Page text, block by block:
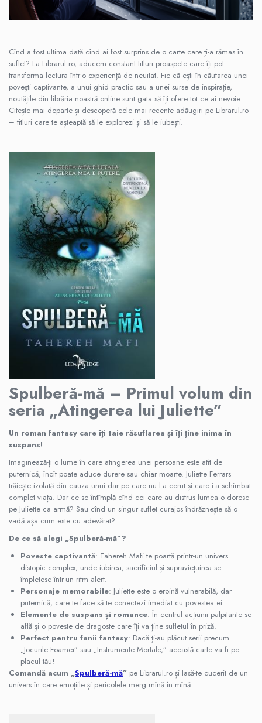
Resurse umane
Carte scolara
Atlase, dictionare si enciclopedii
Carte prescolara
Carte scolara
Dictionare de limba romana
Ghiduri de conversatie
Invatarea limbilor straine
Liceu
Povesti si povestiri
Carti in limba engleza
Carti pentru copii
Activitati si jocuri pentru copii
Atlase, dictionare si enciclopedii
Benzi desenate
Carte prescolara
Carti de colorat
Carti pentru copii
Grafice
Literatura si fictiune
Povesti pentru copii
Povesti si povestiri
Dictionare si enciclopedii
Atlase, dictionare si enciclopedii
Dictionare tematice
Enciclopedii
Diete si fitness
Diete si alimentatie sanatoasa
Fitness si frumusete
Diverse
Feng Shui
Medicina alternativa
Sa nu razi :((
Drept
Legislatie
Fictiune
Actiune si Aventura
Cînd a fost ultima dată cînd ai fost surprins de o carte care ți-a rămas în
suflet? La Librarul.ro, aducem constant titluri proaspete care îți pot
transforma lectura într-o experiență de neuitat. Fie că ești în căutarea unei
povești captivante, a unui ghid practic sau a unei surse de inspirație,
noutățile din librăria noastră online sunt gata să îți ofere tot ce ai nevoie.
Citește mai departe și descoperă cele mai recente adăugiri pe Librarul.ro
– titluri care te așteaptă să le explorezi și să le iubești.
Spulberă-mă – Primul volum din
seria „Atingerea lui Juliette”
Un roman fantasy care îți taie răsuflarea și îți ține inima în
suspans!
Imaginează-ți o lume în care atingerea unei persoane este atît de
puternică, încît poate aduce durere sau chiar moarte. Juliette Ferrars
trăiește izolată din cauza unui dar pe care nu l-a cerut și care i-a schimbat
complet viața. Dar ce se întîmplă cînd cei care au distrus lumea o doresc
pe Juliette ca armă? Sau cînd un singur suflet curajos îndrăznește să o
vadă așa cum este cu adevărat?
De ce să alegi „Spulberă-mă”?
Poveste captivantă: Tahereh Mafi te poartă printr-un univers
distopic complex, unde iubirea, sacrificiul și supraviețuirea se
împletesc într-un ritm alert.
Personaje memorabile: Juliette este o eroină vulnerabilă, dar
puternică, care te face să te conectezi imediat cu povestea ei.
Elemente de suspans și romance: În centrul acțiunii palpitante se
află și o poveste de dragoste care îți va ține sufletul în priză.
Perfect pentru fanii fantasy: Dacă ți-au plăcut serii precum
„Jocurile Foamei” sau „Instrumente Mortale,” această carte va fi pe
placul tău!
Comandă acum „Spulberă-mă” pe Librarul.ro și lasă-te cucerit de un
univers în care emoțiile și pericolele merg mînă în mînă.